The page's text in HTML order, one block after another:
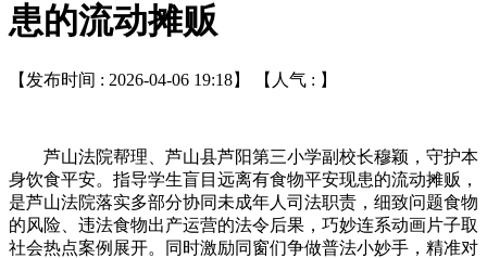
患的流动摊贩
【发布时间 : 2026-04-06 19:18】 【人气 : 】
芦山法院帮理、芦山县芦阳第三小学副校长穆颖，守护本
身饮食平安。指导学生盲目远离有食物平安现患的流动摊贩，
是芦山法院落实多部分协同未成年人司法职责，细致问题食物
的风险、违法食物出产运营的法令后果，巧妙连系动画片子取
社会热点案例展开。同时激励同窗们争做普法小妙手，精准对